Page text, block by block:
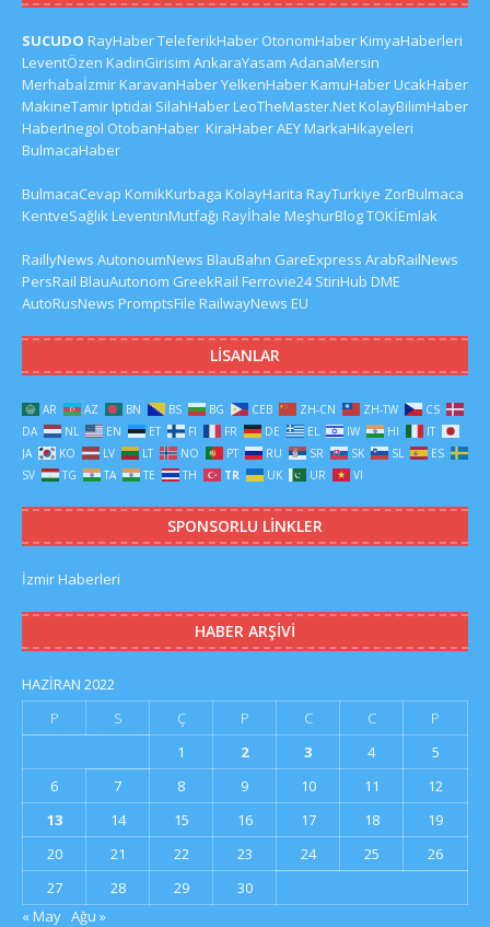
SUCUDO RayHaberTeleferikHaber OtonomHaberKimyaHaberleri
LeventÖzen KadinGirisim AnkaraYasam AdanaMersin
MerhabaİzmirKaravanHaberYelkenHaberKamuHaberUcakHaber
MakineTamirIptidai SilahHaberLeoTheMaster.NetKolayBilimHaber
HaberInegol OtobanHaber KiraHaberAEYMarkaHikayeleri
BulmacaHaber
BulmacaCevap KomikKurbaga KolayHarita RayTurkiye ZorBulmaca
KentveSağlıkLeventinMutfağı Rayİhale MeşhurBlogTOKİEmlak
RaillyNews AutonoumNews BlauBahn GareExpress ArabRailNews
PersRail BlauAutonom GreekRail Ferrovie24 StiriHub DME
AutoRusNews PromptsFile RailwayNews EU
LISANLAR
AR AZ BN BS BG CEB ZH-CN ZH-TW
CS
DA
NL EN ET FI FR DE EL IW HI
IT
JA
KO LV LT NO PT RU SR SK SL
ES
SV
TG TA TE TH TR UK UR VI
SPONSORLU LINKLER
İzmir Haberleri
HABER ARŞIVI
HAZIRAN 2022
P
S Ç P C C
P
1
2 3 4
5
6
7 8 9 10 11
12
13
14 15 16 17 18
19
20
21 22 23 24 25
26
27
28 29
30
« May Ağu »